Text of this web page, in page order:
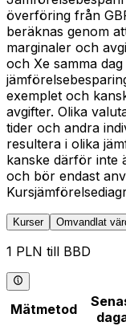
överföring från
beräknas genom
marginaler och
och Xe samma
exemplet och
avgifter. Olika
tider och andra
resultera i olika
kanske därför inte
och bör endast
Kurser Omvandlat
1 PLN till BBD
Mätmetod